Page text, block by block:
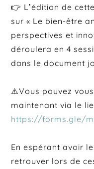
👉 L’édition de
sur « Le bien-être
perspectives et
déroulera en 4
dans le document
⚠️Vous pouvez
maintenant via le
https://forms.gle/
En espérant avoir
retrouver lors de